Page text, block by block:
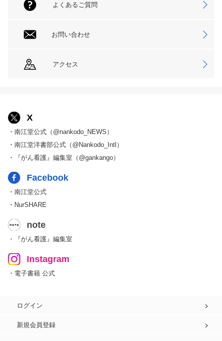
よくあるご質問
お問い合わせ
アクセス
X
・南江堂公式（@nankodo_NEWS）
・南江堂洋書部公式（@Nankodo_Intl）
・『がん看護』編集室（@gankango）
Facebook
・南江堂公式
・NurSHARE
note
・『がん看護』編集室
Instagram
・電子書籍 公式
ログイン
新規会員登録